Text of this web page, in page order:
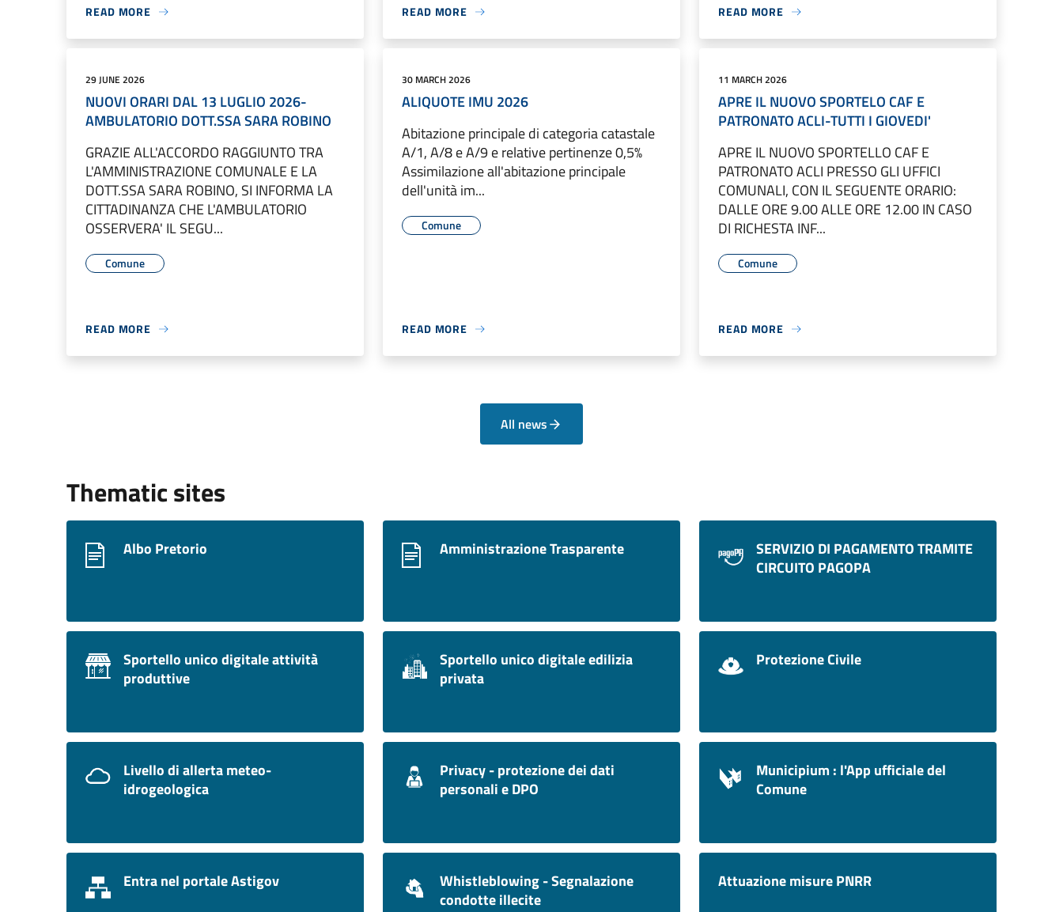
READ MORE READ MORE READ MORE
29 JUNE 2026
NUOVI ORARI DAL 13 LUGLIO 2026-
AMBULATORIO DOTT.SSA SARA ROBINO
GRAZIE ALL'ACCORDO RAGGIUNTO TRA
L'AMMINISTRAZIONE COMUNALE E LA
DOTT.SSA SARA ROBINO, SI INFORMA LA
CITTADINANZA CHE L'AMBULATORIO
OSSERVERA' IL SEGU...
Comune
READ MORE
30 MARCH 2026
ALIQUOTE IMU 2026
Abitazione principale di categoria catastale
A/1, A/8 e A/9 e relative pertinenze 0,5%
Assimilazione all'abitazione principale
dell'unità im...
Comune
READ MORE
11 MARCH 2026
APRE IL NUOVO SPORTELO CAF E
PATRONATO ACLI-TUTTI I GIOVEDI'
APRE IL NUOVO SPORTELLO CAF E
PATRONATO ACLI PRESSO GLI UFFICI
COMUNALI, CON IL SEGUENTE ORARIO:
DALLE ORE 9.00 ALLE ORE 12.00 IN CASO
DI RICHESTA INF...
Comune
READ MORE
All news
Thematic sites
Albo Pretorio Amministrazione Trasparente
SERVIZIO DI PAGAMENTO TRAMITE
CIRCUITO PAGOPA
Sportello unico digitale attività
produttive
Sportello unico digitale edilizia
privata
Protezione Civile
Livello di allerta meteo-
idrogeologica
Privacy - protezione dei dati
personali e DPO
Municipium : l'App ufficiale del
Comune
Entra nel portale Astigov
Whistleblowing - Segnalazione
condotte illecite
Attuazione misure PNRR